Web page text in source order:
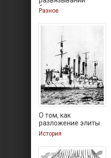
большевиками
Разное
О том, как
разложение элиты
привело к
История